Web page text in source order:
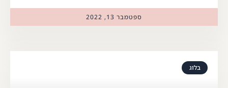
ספטמבר 13, 2022
בלוג